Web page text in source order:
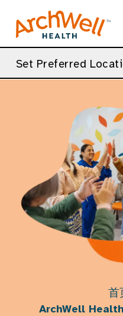
Set Preferred
首
ArchWell